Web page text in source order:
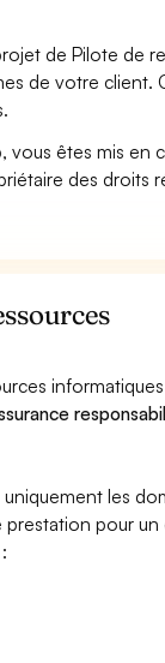
de Pilote de
de votre client.
vous êtes mis en
des droits
les
pour un